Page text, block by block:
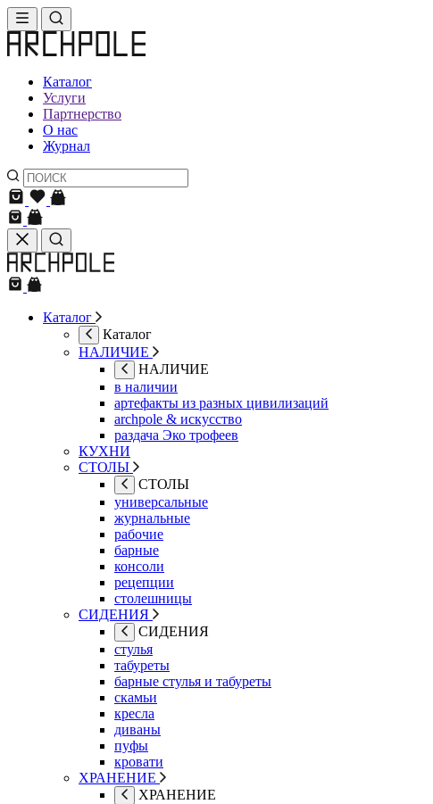
Каталог
Услуги
Партнерство
О нас
Журнал
Каталог
Каталог
НАЛИЧИЕ
НАЛИЧИЕ
в наличии
артефакты из разных цивилизаций
archpole & искусство
раздача Эко трофеев
КУХНИ
СТОЛЫ
СТОЛЫ
универсальные
журнальные
рабочие
барные
консоли
рецепции
столешницы
СИДЕНИЯ
СИДЕНИЯ
стулья
табуреты
барные стулья и табуреты
скамьи
кресла
диваны
пуфы
кровати
ХРАНЕНИЕ
ХРАНЕНИЕ